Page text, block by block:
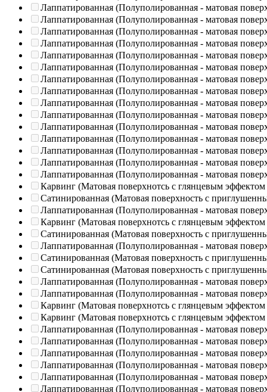
Лаппатированная (Полуполированная - матовая
Лаппатированная (Полуполированная - матовая
Лаппатированная (Полуполированная - матовая
Лаппатированная (Полуполированная - матовая
Лаппатированная (Полуполированная - матовая
Лаппатированная (Полуполированная - матовая
Лаппатированная (Полуполированная - матовая
Лаппатированная (Полуполированная - матовая
Лаппатированная (Полуполированная - матовая
Лаппатированная (Полуполированная - матовая
Лаппатированная (Полуполированная - матовая
Лаппатированная (Полуполированная - матовая
Лаппатированная (Полуполированная - матовая
Лаппатированная (Полуполированная - матовая
Лаппатированная (Полуполированная - матовая
Карвинг (Матовая поверхнотсь с глянцевым эффектом
Сатинированная (Матовая поверхность с
Лаппатированная (Полуполированная - матовая
Карвинг (Матовая поверхнотсь с глянцевым эффектом
Сатинированная (Матовая поверхность с
Лаппатированная (Полуполированная - матовая
Сатинированная (Матовая поверхность с
Сатинированная (Матовая поверхность с
Лаппатированная (Полуполированная - матовая
Лаппатированная (Полуполированная - матовая
Карвинг (Матовая поверхнотсь с глянцевым эффектом
Карвинг (Матовая поверхнотсь с глянцевым эффектом
Лаппатированная (Полуполированная - матовая
Лаппатированная (Полуполированная - матовая
Лаппатированная (Полуполированная - матовая
Лаппатированная (Полуполированная - матовая
Лаппатированная (Полуполированная - матовая
Лаппатированная (Полуполированная - матовая